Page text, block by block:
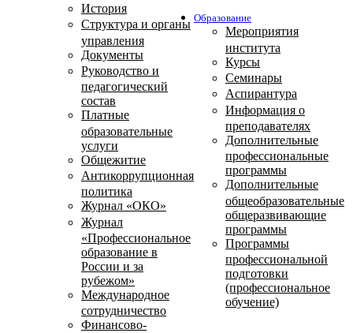
История
Структура и органы
управления
Документы
Руководство и
педагогический
состав
Платные
образовательные
услуги
Общежитие
Антикоррупционная
политика
Журнал «ОКО»
Журнал
«Профессиональное
образование в
России и за
рубежом»
Международное
сотрудничество
Финансово-
Образование
Мероприятия
института
Курсы
Семинары
Аспирантура
Информация о
преподавателях
Дополнительные
профессиональные
программы
Дополнительные
общеобразовательные
общеразвивающие
программы
Программы
профессиональной
подготовки
(профессиональное
обучение)